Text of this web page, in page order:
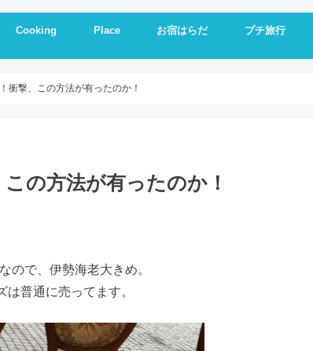
Cooking
cooking idea
冷蔵庫の残り物で作る
手抜き簡単レシピ
ダイエットレシピ
節約レシピ
保存食
炊飯器料理
簡単おやつ
低温調理
簡単＋一品
まかない
お弁当
レシピとか
美味しいもの
便利調理器
Place
崎戸
佐世保
長崎
大連
久留米
福岡
お宿はらだ
修学旅行
体験民宿夕ご飯
体験民宿朝食
プチ旅行
Hotel
朝食
ランチ
夕食
衝撃、この方法が有ったのか！
の方法が有ったのか！
ので、伊勢海老大きめ。
普通に売ってます。